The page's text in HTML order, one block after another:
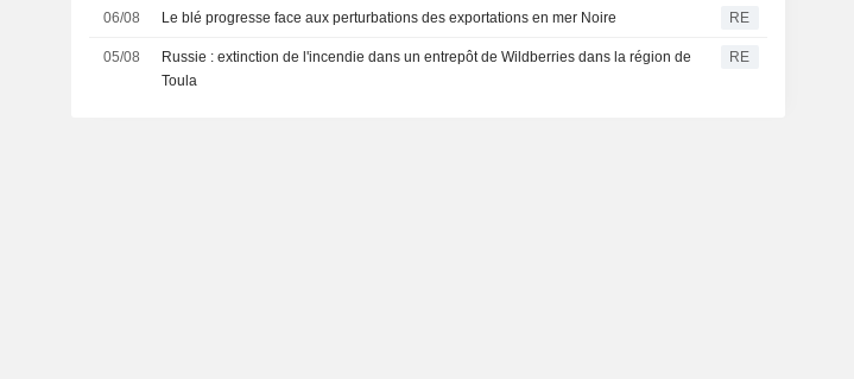
06/08 Le blé progresse face aux perturbations des exportations en mer Noire RE
05/08
Russie : extinction de l'incendie dans un entrepôt de Wildberries dans la région de
Toula
RE